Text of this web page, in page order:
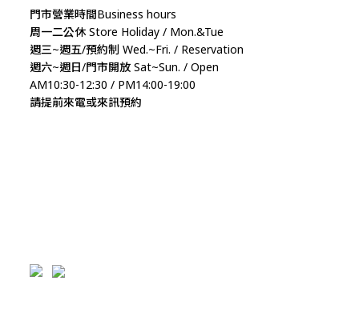
門市營業時間Business hours
周一二公休 Store Holiday / Mon.&Tue
週三~週五/預約制 Wed.~Fri. / Reservation
週六~週日/門市開放 Sat~Sun. / Open
AM10:30-12:30 / PM14:00-19:00
請提前來電或來訊預約